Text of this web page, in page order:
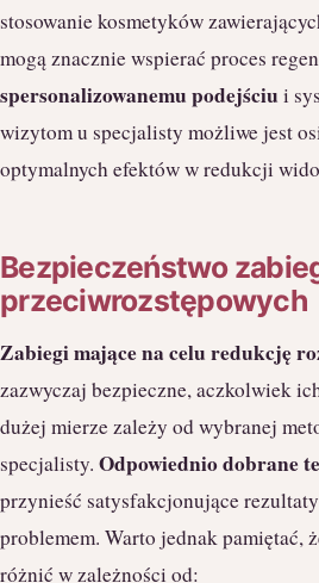
stosowanie kosmetyków
mogą znacznie wspierać proces
spersonalizowanemu podejściui
wizytom u specjalisty możliwe jest
optymalnych efektów w redukcji
Bezpieczeństwo
przeciwrozstępowych
Zabiegi mające na celu redukcję
zazwyczaj bezpieczne, aczkolwiek
dużej mierze zależy od wybranej
specjalisty. Odpowiednio dobrane
przynieść satysfakcjonujące
problemem. Warto jednak pamiętać,
różnić w zależności od: